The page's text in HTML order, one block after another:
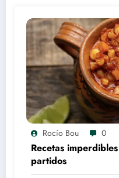
Rocío Bou 0
Recetas
partidos